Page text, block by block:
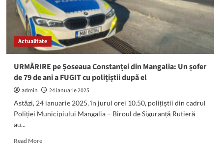
beat
turtă
și
fără
permis
a
cu
polițiștii
pe
Actualitate
URMĂRIRE pe Șoseaua Constanței din Mangalia: Un șofer
de 79 de ani a FUGIT cu polițiștii după el
admin
24 ianuarie 2025
Astăzi, 24 ianuarie 2025, în jurul orei 10.50, polițiștii din cadrul
Poliției Municipiului Mangalia – Biroul de Siguranță Rutieră
au...
Read MoreRead